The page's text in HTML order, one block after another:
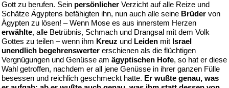
Gott zu berufen. Sein persönlicher Verzicht auf alle Reize und
Schätze Ägyptens befähigten ihn, nun auch alle seine Brüder von
Ägypten zu lösen! – Wenn Mose es aus innerstem Herzen
erwählte, alle Betrübnis, Schmach und Drangsal mit dem Volk
Gottes zu teilen – wenn ihm Kreuz und Leiden mit Israel
unendlich begehrenswerter erschienen als die flüchtigen
Vergnügungen und Genüsse am ägyptischen Hofe, so hat er diese
Wahl getroffen, nachdem er all jene Genüsse in ihrer ganzen Fülle
besessen und reichlich geschmeckt hatte. Er wußte genau, was